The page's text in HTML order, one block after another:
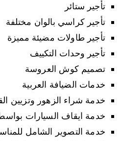
تأجير ستائر
تأجير كراسي بالوان مختلفة
تأجير طاولات مضيئة مميزة
تأجير وحدات التكييف
تصميم كوش العروسة
خدمات الضيافة العربية
خدمة شراء الزهور وتزيين
خدمة ايقاف السيارات
خدمة التصوير الشامل